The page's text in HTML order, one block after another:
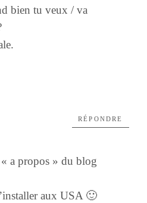
bien tu veux / va
« a propos » du blog
aux USA 🙂
RÉPONDRE